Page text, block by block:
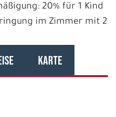
20% für 1 Kind
im Zimmer mit 2
KARTE